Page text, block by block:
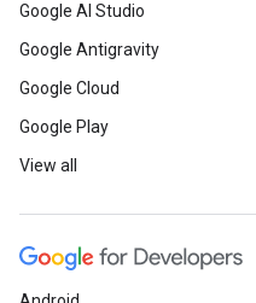
Google AI Studio
Google Antigravity
Google Cloud
Google Play
View all